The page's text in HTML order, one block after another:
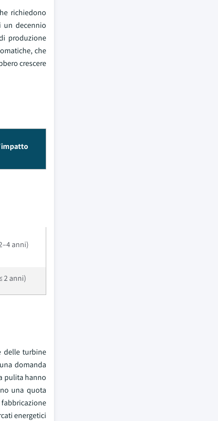
richiedono
un decennio
produzione
che
crescere
anni)
2 anni)
delle turbine
domanda
pulita hanno
una quota
energetici